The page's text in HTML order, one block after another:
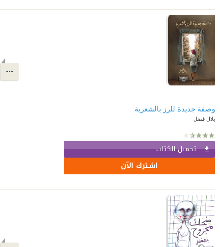
وصفة جديدة للرز بالشعرية
بلال فضل
تحميل الكتاب
اشترك الآن